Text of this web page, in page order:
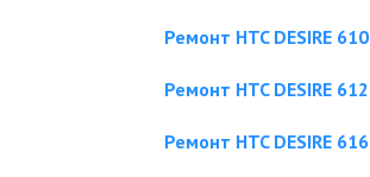
Ремонт HTC DESIRE 610
Ремонт HTC DESIRE 612
Ремонт HTC DESIRE 616